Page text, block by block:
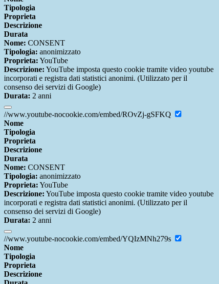
Tipologia
Proprieta
Descrizione
Durata
Nome: CONSENT
Tipologia: anonimizzato
Proprieta: YouTube
Descrizione: YouTube imposta questo cookie tramite video youtube
incorporati e registra dati statistici anonimi. (Utilizzato per il
consenso dei servizi di Google)
Durata: 2 anni
//www.youtube-nocookie.com/embed/ROvZj-gSFKQ
Nome
Tipologia
Proprieta
Descrizione
Durata
Nome: CONSENT
Tipologia: anonimizzato
Proprieta: YouTube
Descrizione: YouTube imposta questo cookie tramite video youtube
incorporati e registra dati statistici anonimi. (Utilizzato per il
consenso dei servizi di Google)
Durata: 2 anni
//www.youtube-nocookie.com/embed/YQIzMNh279s
Nome
Tipologia
Proprieta
Descrizione